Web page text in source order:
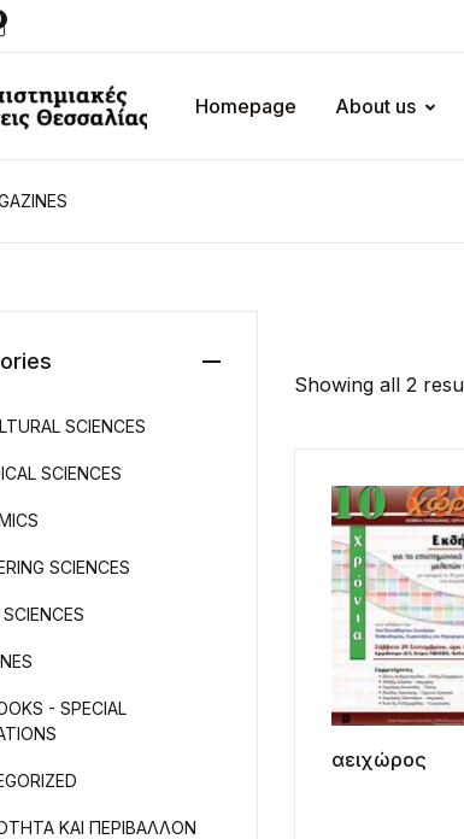
Homepage About us
Showing all 2
αειχώρος
SCIENCES
SCIENCES
SCIENCES
- SPECIAL
ΚΑΙ ΠΕΡΙΒΑΛΛΟΝ